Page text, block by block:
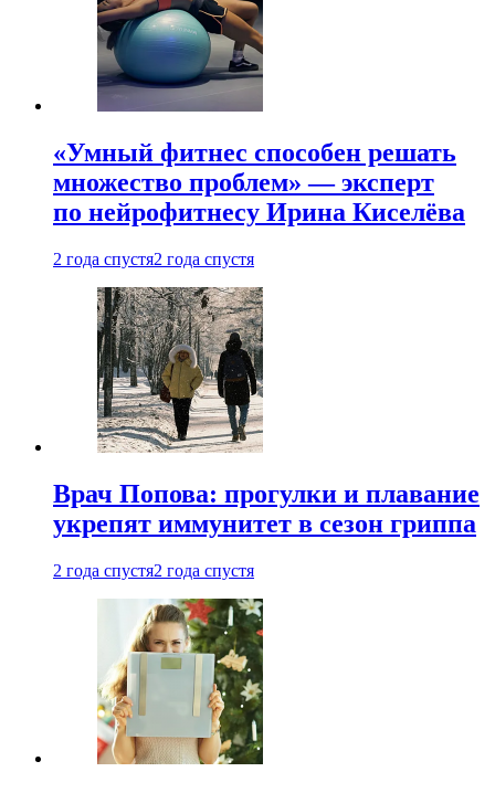
«Умный фитнес способен решать
множество проблем» — эксперт
по нейрофитнесу Ирина Киселёва
2 года спустя2 года спустя
Врач Попова: прогулки и плавание
укрепят иммунитет в сезон гриппа
2 года спустя2 года спустя